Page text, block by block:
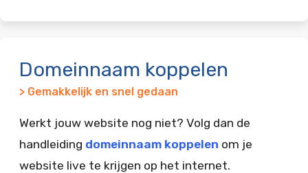
Domeinnaam koppelen
> Gemakkelijk en snel gedaan
Werkt jouw website nog niet? Volg dan de
handleiding domeinnaam koppelen om je
website live te krijgen op het internet.